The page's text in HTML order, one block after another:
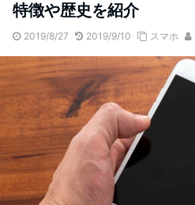
特徴や歴史を紹介
2019/8/27 2019/9/10 スマホ